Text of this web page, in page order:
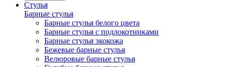
Стулья
Барные стулья
Барные стулья белого цвета
Барные стулья с подлокотниками
Барные стулья экокожа
Бежевые барные стулья
Велюровые барные стулья